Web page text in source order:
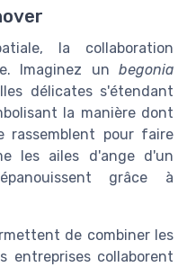
la collaboration
Imaginez un begonia
délicates s'étendant
la manière dont
rassemblent pour faire
les ailes d'ange d'un
grâce à
de combiner les
entreprises collaborent